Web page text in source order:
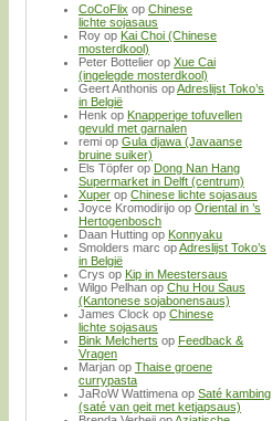
CoCoFlix op Chinese
lichte sojasaus
Roy op Kai Choi (Chinese
mosterdkool)
Peter Bottelier op Xue Cai
(ingelegde mosterdkool)
Geert Anthonis opAdreslijst Toko’s
in België
Henk op Knapperige tofuvellen
gevuld met garnalen
remi op Gula djawa (Javaanse
bruine suiker)
Els Töpfer op Dong Nan Hang
Supermarket in Delft (centrum)
Xuper op Chinese lichte sojasaus
Joyce Kromodirijo op Oriental in ’s
Hertogenbosch
Daan Hutting op Konnyaku
Smolders marc opAdreslijst Toko’s
in België
Crys op Kip in Meestersaus
Wilgo Pelhan op Chu Hou Saus
(Kantonese sojabonensaus)
James Clock op Chinese
lichte sojasaus
Bink Melcherts op Feedback &
Vragen
Marjan op Thaise groene
currypasta
JaRoW Wattimena op Saté kambing
(saté van geit met ketjapsaus)